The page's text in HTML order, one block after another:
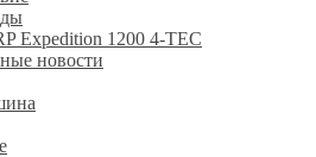
Expedition 1200 4-TEC
новости